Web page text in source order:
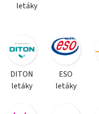
letáky
DITON
letáky
ESO
letáky